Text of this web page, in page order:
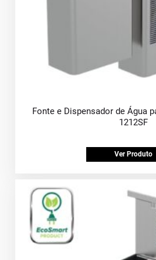
Fonte e Dispensador de Água
1212SF
Ver Produto